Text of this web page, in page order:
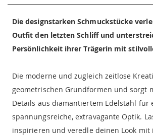
Die designstarken Schmuckstücke
Outfit den letzten Schliff und
Persönlichkeit ihrer Trägerin mit
Die moderne und zugleich zeitlose
geometrischen Grundformen und sorgt
Details aus diamantiertem Edelstahl für
spannungsreiche, extravagante Optik.
inspirieren und veredle deinen Look